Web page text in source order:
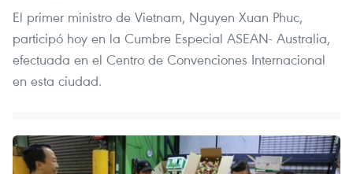
El primer ministro de Vietnam, Nguyen Xuan Phuc,
participó hoy en la Cumbre Especial ASEAN- Australia,
efectuada en el Centro de Convenciones Internacional
en esta ciudad.